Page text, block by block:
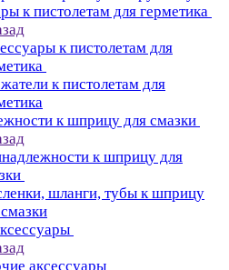
к пистолетам для герметика
к пистолетам для
к пистолетам для
к шприцу для смазки
к шприцу для
шланги, тубы к шприцу
аксессуары